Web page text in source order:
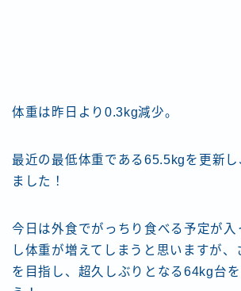
体重は昨日より0.3kg減少。
最近の最低体重である65.5kgを更新
ました！
今日は外食でがっちり食べる予定が入
し体重が増えてしまうと思いますが、
を目指し、超久しぶりとなる64kg台